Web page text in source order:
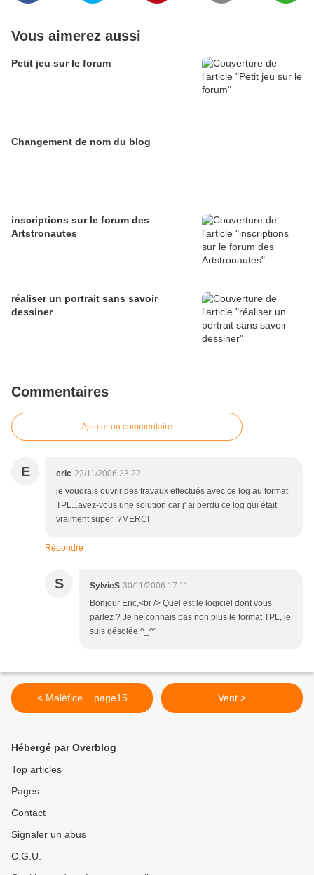
Vous aimerez aussi
Petit jeu sur le forum
Changement de nom du blog
inscriptions sur le forum des
Artstronautes
réaliser un portrait sans savoir
dessiner
Commentaires
Ajouter un commentaire
E eric 22/11/2006 23:22
je voudrais ouvrir des travaux effectués avec ce log au format
TPL...avez-vous une solution car j' ai perdu ce log qui était
vraiment super ?MERCI
Répondre
S SylvieS 30/11/2006 17:11
Bonjour Eric,<br /> Quel est le logiciel dont vous
parlez ? Je ne connais pas non plus le format TPL, je
suis désolée ^_^"
< Malèfice....page15 Vent >
Hébergé par Overblog
Top articles
Pages
Contact
Signaler un abus
C.G.U.